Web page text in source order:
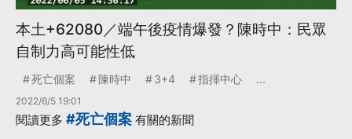
本土+62080／端午後疫情爆發？陳時中：民眾
自制力高可能性低
死亡個案 陳時中 3+4 指揮中心 ...
2022/6/5 19:01
閱讀更多 #死亡個案 有關的新聞